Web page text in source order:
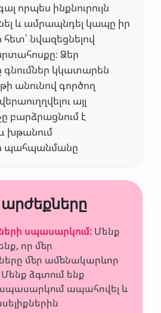
որպես ինքնուրույն
և ամրապնդել կապը իր
նվազեցնելով
Ձեր
կկատարեն
անունով գործող
այլ
բարձրացնում է
խթանում
պահպանմանը
սպասարկում: Մենք
որ մեր
մեր ամենակարևոր
ձգտում ենք
ապահովել և